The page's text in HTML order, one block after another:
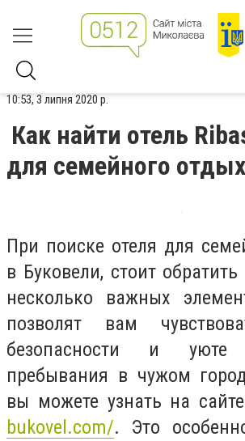
10:53, 3 липня 2020 р.
Как найти отель
для семейного
При поиске отеля для
в Буковели, стоит
несколько важных
позволят вам
безопасности и
пребывания в чужом
вы можете узнать на сайте
bukovel.com/. Это